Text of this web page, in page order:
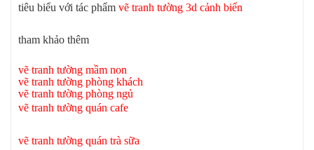
tiêu biểu với tác phẩm vẽ tranh tường 3d cảnh biển
tham khảo thêm
vẽ tranh tường mầm non
vẽ tranh tường phòng khách
vẽ tranh tường phòng ngủ
vẽ tranh tường quán cafe
vẽ tranh tường quán trà sữa